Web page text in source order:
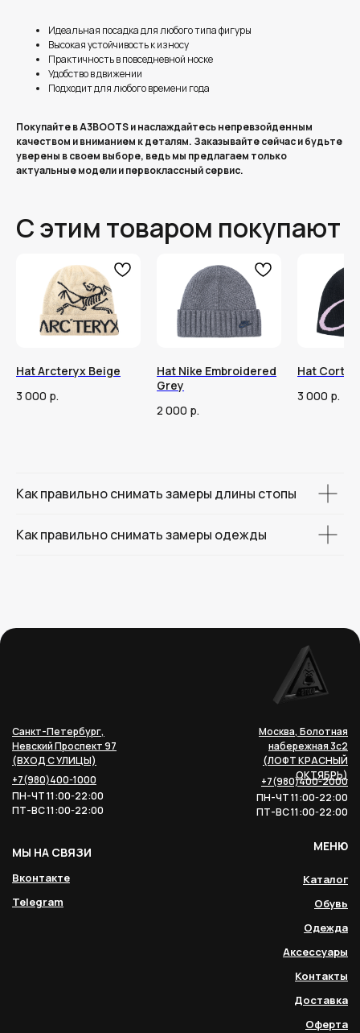
Идеальная посадка для любого типа фигуры
Высокая устойчивость к износу
Практичность в повседневной носке
Удобство в движении
Подходит для любого времени года
Покупайте в A3BOOTS и наслаждайтесь непревзойденным
качеством и вниманием к деталям. Заказывайте сейчас и будьте
уверены в своем выборе, ведь мы предлагаем только
актуальные модели и первоклассный сервис.
С этим товаром покупают
Hat Arcteryx Beige
3 000 р.
Hat Nike Embroidered
Grey
2 000 р.
Hat
3 000 р.
Как правильно снимать замеры длины стопы
Как правильно снимать замеры одежды
Санкт-Петербург,
Невский Проспект 97
(ВХОД С УЛИЦЫ)
+7(980)400-1000
ПН-ЧТ 11:00-22:00
ПТ-ВС 11:00-22:00
Москва, Болотная
набережная 3с2
(ЛОФТ КРАСНЫЙ
ОКТЯБРЬ)
+7(980)400-2000
ПН-ЧТ 11:00-22:00
ПТ-ВС 11:00-22:00
МЕНЮ
Каталог
Обувь
Одежда
Аксессуары
Контакты
Доставка
Оферта
МЫ НА СВЯЗИ
Вконтакте
Telegram